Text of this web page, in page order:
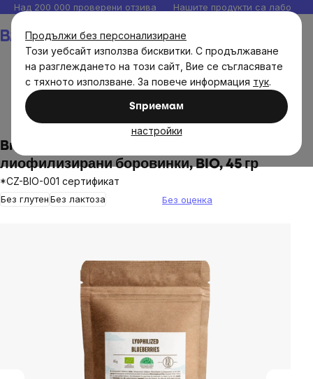
Продължи без персонализиране
Този уебсайт използва бисквитки. С продължаване
на разглеждането на този сайт, Вие се съгласявате
с тяхното използване. За повече информация тук.
Sпpиeмaм
настройки
Прескочи
към
съдържанието
Над 200 000 проверени отзива Нашите продукти са
BrainPure
Сушени плодове
Лиофилизирани плодове и зеленчуци
BrainMax Pure® Lyophilized Blueberries,
лиофилизирани боровинки, BIO, 45 гр
*CZ-BIO-001 сертификат
Без глутенБез лактоза
is
0,0
out
5
stars.
Без оценка